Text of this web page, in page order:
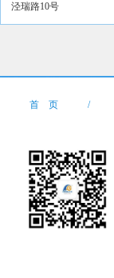
泾瑞路10号
首 页 /